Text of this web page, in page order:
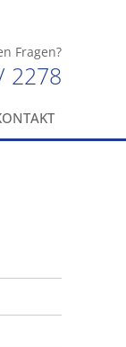
Fragen?
2278